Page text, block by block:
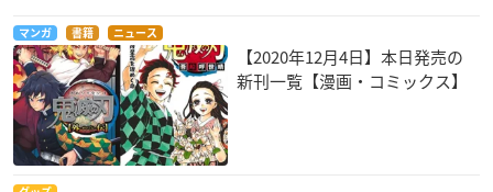
マンガ 書籍 ニュース
【2020年12月4日】本日発売の
新刊一覧【漫画・コミックス】